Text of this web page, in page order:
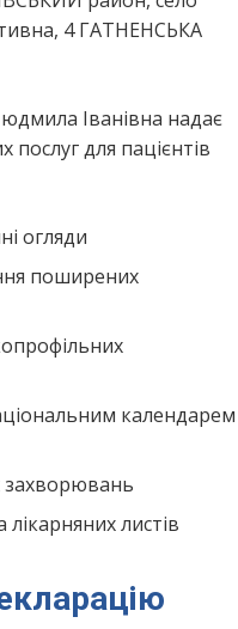
4 ГАТНЕНСЬКА
Іванівна надає
для пацієнтів
огляди
поширених
календарем
захворювань
листів